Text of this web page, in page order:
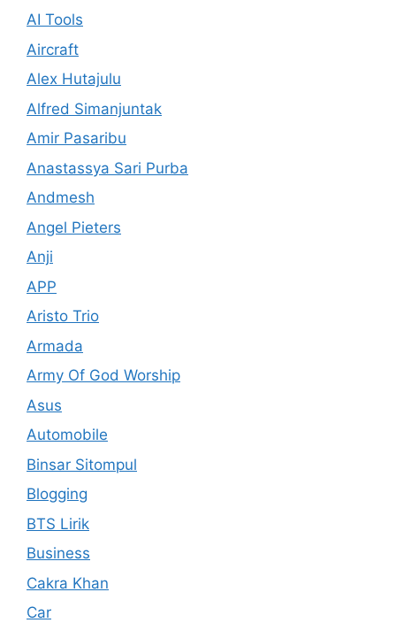
AI Tools
Aircraft
Alex Hutajulu
Alfred Simanjuntak
Amir Pasaribu
Anastassya Sari Purba
Andmesh
Angel Pieters
Anji
APP
Aristo Trio
Armada
Army Of God Worship
Asus
Automobile
Binsar Sitompul
Blogging
BTS Lirik
Business
Cakra Khan
Car